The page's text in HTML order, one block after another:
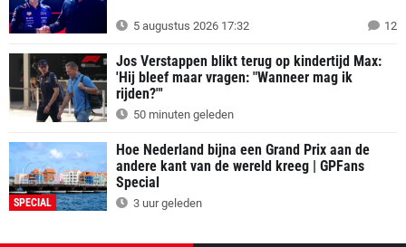
5 augustus 2026 17:32 12
Jos Verstappen blikt terug op kindertijd Max:
'Hij bleef maar vragen: "Wanneer mag ik
rijden?"'
50 minuten geleden
SPECIAL
Hoe Nederland bijna een Grand Prix aan de
andere kant van de wereld kreeg | GPFans
Special
3 uur geleden